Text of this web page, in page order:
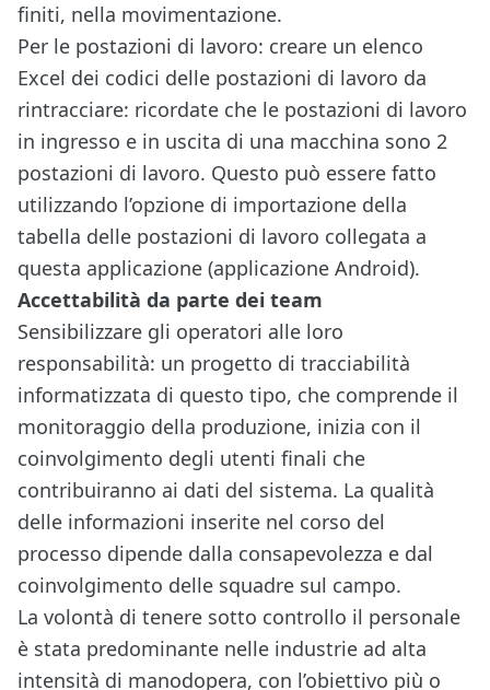
finiti, nella movimentazione.
Per le postazioni di lavoro: creare un elenco
Excel dei codici delle postazioni di lavoro da
rintracciare: ricordate che le postazioni di lavoro
in ingresso e in uscita di una macchina sono 2
postazioni di lavoro. Questo può essere fatto
utilizzando l’opzione di importazione della
tabella delle postazioni di lavoro collegata a
questa applicazione (applicazione Android).
Accettabilità da parte dei team
Sensibilizzare gli operatori alle loro
responsabilità: un progetto di tracciabilità
informatizzata di questo tipo, che comprende il
monitoraggio della produzione, inizia con il
coinvolgimento degli utenti finali che
contribuiranno ai dati del sistema. La qualità
delle informazioni inserite nel corso del
processo dipende dalla consapevolezza e dal
coinvolgimento delle squadre sul campo.
La volontà di tenere sotto controllo il personale
è stata predominante nelle industrie ad alta
intensità di manodopera, con l’obiettivo più o